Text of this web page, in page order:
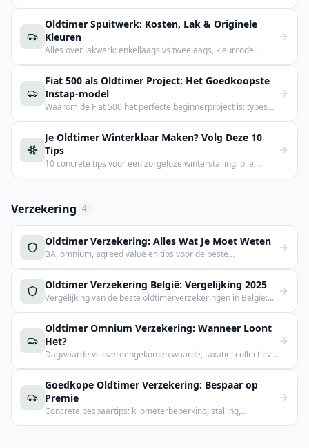
Oldtimer Spuitwerk: Kosten, Lak & Originele
Kleuren
Alles over lakwerk: enkellaags vs tweelaags, kleurcode
Fiat 500 als Oldtimer Project: Het Goedkoopste
Instap-model
Waarom de Fiat 500 het perfecte beginnerproject is: types
Je Oldtimer Winterklaar Maken? Volg Deze 10
Tips
10 concrete tips voor een zorgeloze winterstalling: olie,
Verzekering 4
Oldtimer Verzekering: Alles Wat Je Moet Weten
BA, omnium, agreed value en tips voor de beste
Oldtimer Verzekering België: Vergelijking 2025
Vergelijking van de beste oldtimerverzekeringen in België:
Oldtimer Omnium Verzekering: Wanneer Loont
Het?
Dagwaarde vs overeengekomen waarde, taxatie, collectieve
Goedkope Oldtimer Verzekering: Bespaar op
Premie
Concrete bespaartips: kilometerbeperking, stalling,